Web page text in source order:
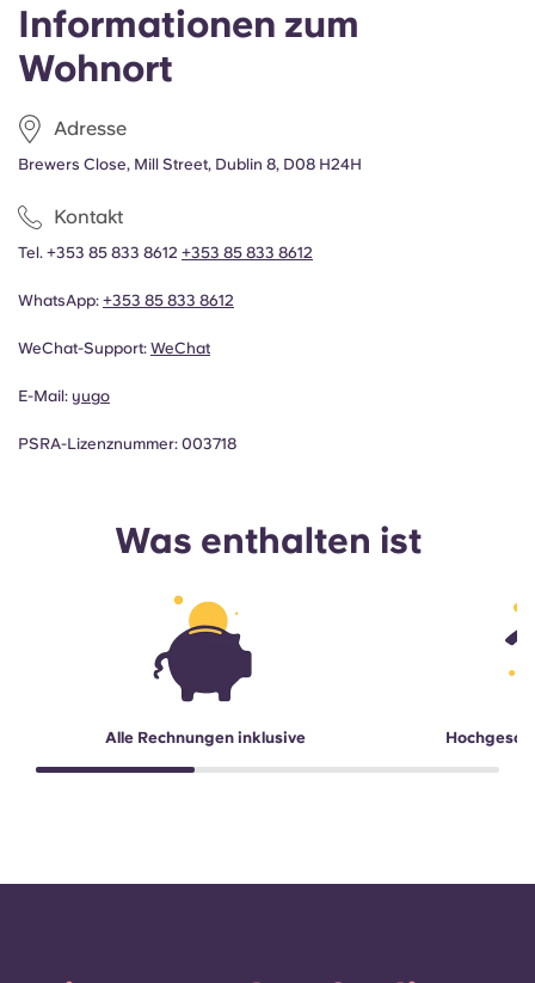
Informationen zum
Wohnort
Adresse
Brewers Close, Mill Street, Dublin 8, D08 H24H
Kontakt
Tel. +353 85 833 8612 +353 85 833 8612
WhatsApp: +353 85 833 8612
WeChat-Support: WeChat
E-Mail: yugo
PSRA-Lizenznummer: 003718
Was enthalten ist
Alle Rechnungen inklusive